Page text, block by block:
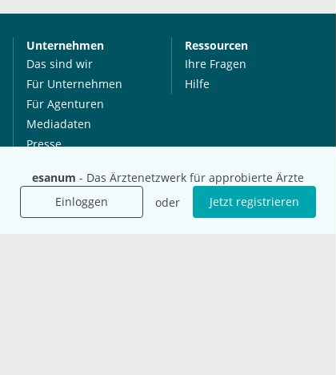
esanum - Das Ärztenetzwerk für approbierte Ärzte
Einloggen
oder Jetzt registrieren
Unternehmen
Das sind wir
Für Unternehmen
Für Agenturen
Mediadaten
Presse
Jobs
Ressourcen
Ihre Fragen
Hilfe